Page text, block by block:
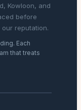
Kowloon, and
before
reputation.
Each
that treats